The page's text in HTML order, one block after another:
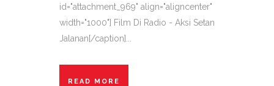
id="attachment_969" align="aligncenter"
width="1000"] Film Di Radio - Aksi Setan
Jalanan[/caption]...
READ MORE